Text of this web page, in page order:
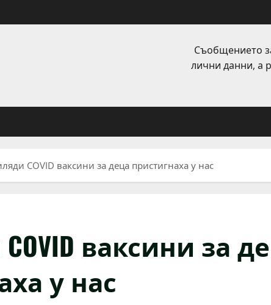
Съобщението
лични данни, а
COVID ваксини за деца пристигнаха у нас
ваксини за
у нас